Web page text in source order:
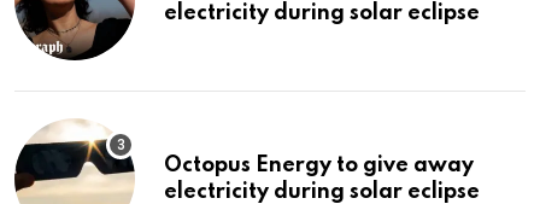
electricity during solar eclipse
Octopus Energy to give away
electricity during solar eclipse